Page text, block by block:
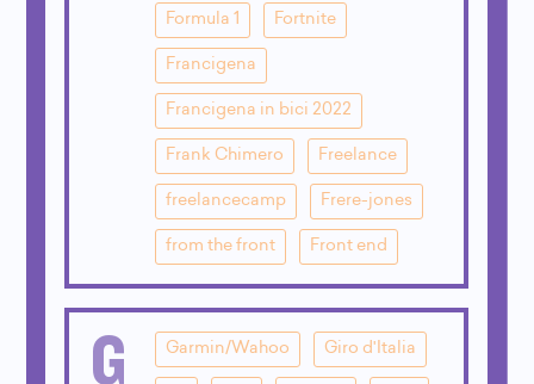
Formula 1 Fortnite
Francigena
Francigena in bici 2022
Frank Chimero Freelance
freelancecamp Frere-jones
from the front Front end
G Garmin/Wahoo Giro d'Italia